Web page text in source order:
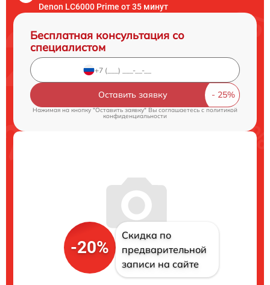
Denon LC6000 Prime от 35 минут
Бесплатная консультация со
специалистом
Оставить заявку
Нажимая на кнопку "Оставить заявку" Вы соглашаетесь c политикой
конфиденциальности
-20%
Скидка по
предварительной
записи на сайте